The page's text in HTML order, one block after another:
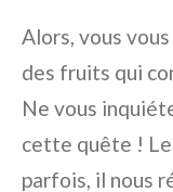
Alors, vous
des fruits qui
Ne vous
cette quête !
parfois, il nous